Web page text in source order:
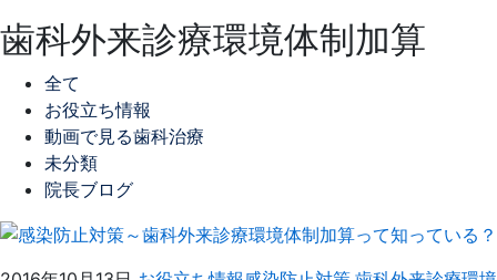
歯科外来診療環境体制加算
全て
お役立ち情報
動画で見る歯科治療
未分類
院長ブログ